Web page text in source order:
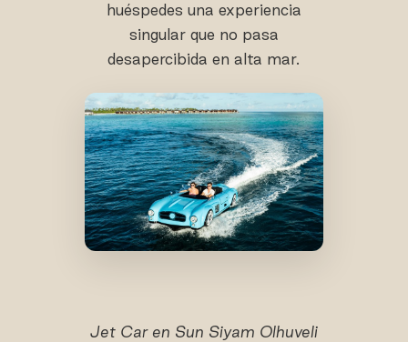
huéspedes una experiencia
singular que no pasa
desapercibida en alta mar.
Jet Car en Sun Siyam Olhuveli